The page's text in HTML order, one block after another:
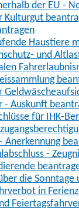
der EU -
Kulturgut
Haustiere
und
- Auskunft
für IHK-
Anerkennung
-
die
in